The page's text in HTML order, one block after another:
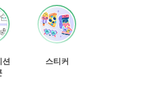
션
스티커